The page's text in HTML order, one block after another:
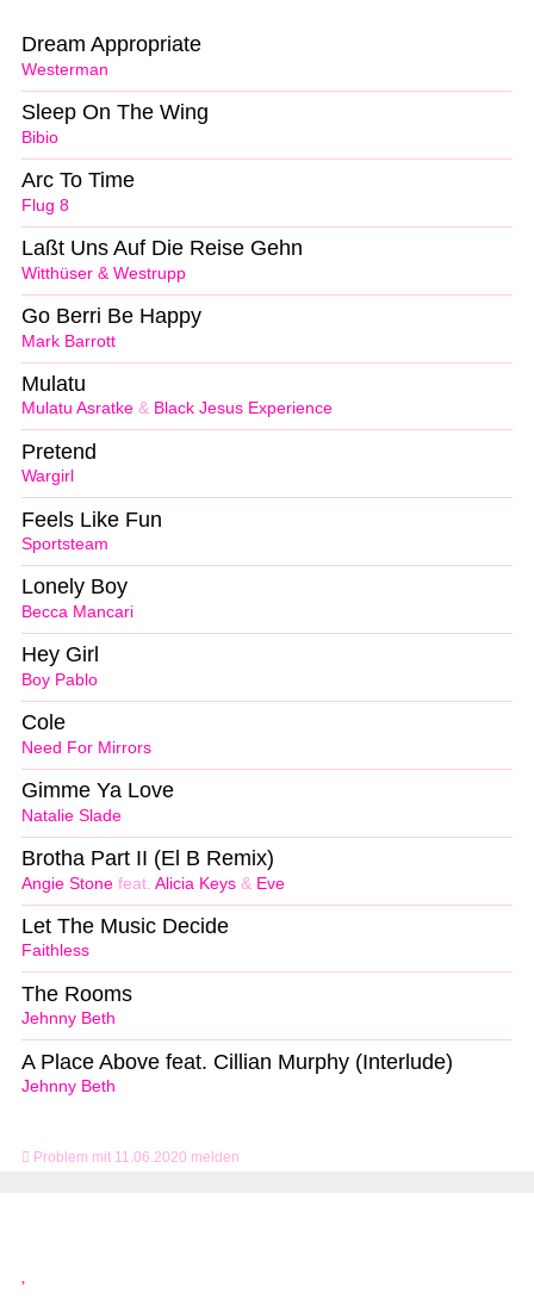
Problem mit 11.06.2020 melden
Westerman
Dream Appropriate
Bibio
Sleep On The Wing
Flug 8
Arc To Time
Witthüser & Westrupp
Laßt Uns Auf Die Reise Gehn
Mark Barrott
Go Berri Be Happy
Mulatu Asratke & Black Jesus Experience
Mulatu
Wargirl
Pretend
Sportsteam
Feels Like Fun
Becca Mancari
Lonely Boy
Boy Pablo
Hey Girl
Need For Mirrors
Cole
Natalie Slade
Gimme Ya Love
Angie Stone feat. Alicia Keys & Eve
Brotha Part II (El B Remix)
Faithless
Let The Music Decide
Jehnny Beth
The Rooms
Jehnny Beth
A Place Above feat. Cillian Murphy (Interlude)